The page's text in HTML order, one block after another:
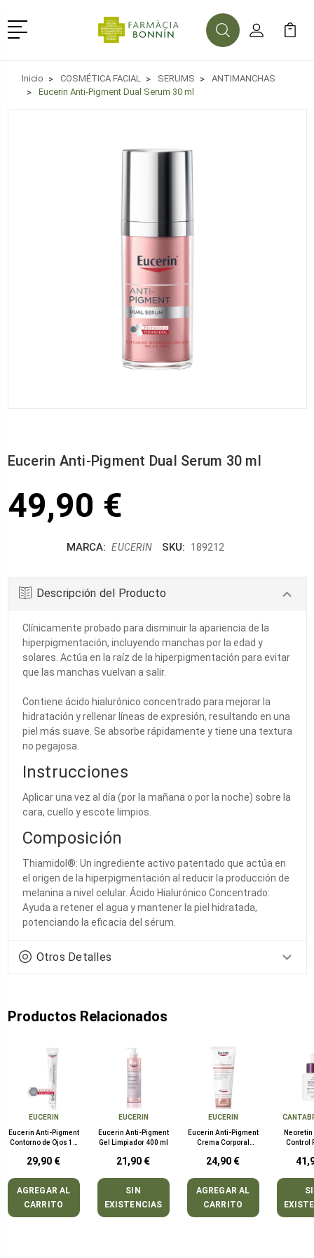
Menú
BuscarMi Cuenta
Mi
Inicio COSMÉTICA FACIAL SERUMS
ANTIMANCHAS
Eucerin Anti-Pigment Dual Serum 30 ml
Eucerin Anti-Pigment Dual Serum 30 ml
49,90 €
MARCA: EUCERIN SKU: 189212
Descripción del Producto
Clínicamente probado para disminuir la apariencia de la
hiperpigmentación, incluyendo manchas por la edad y
solares. Actúa en la raíz de la hiperpigmentación para evitar
que las manchas vuelvan a salir.
Contiene ácido hialurónico concentrado para mejorar la
hidratación y rellenar líneas de expresión, resultando en una
piel más suave. Se absorbe rápidamente y tiene una textura
no pegajosa.
Instrucciones
Aplicar una vez al día (por la mañana o por la noche) sobre la
cara, cuello y escote limpios.
Composición
Thiamidol®: Un ingrediente activo patentado que actúa en
el origen de la hiperpigmentación al reducir la producción de
melanina a nivel celular. Ácido Hialurónico Concentrado:
Ayuda a retener el agua y mantener la piel hidratada,
potenciando la eficacia del sérum.
Otros Detalles
Productos Relacionados
EUCERIN
Eucerin Anti-Pigment
Contorno de Ojos 15
29,90 €
AGREGAR AL
CARRITO
EUCERIN
Eucerin Anti-Pigment
Gel Limpiador 400 ml
21,90 €
SIN
EXISTENCIAS
EUCERIN
Eucerin Anti-Pigment
Crema Corporal
200 ml
24,90 €
AGREGAR AL
CARRITO
Control